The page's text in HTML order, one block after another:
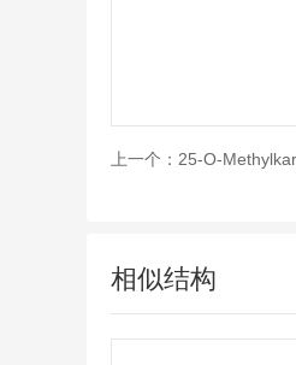
上一个： 25-O-
相似结构